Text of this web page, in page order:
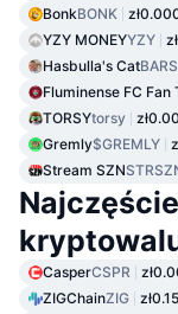
BonkBONK
YZY MONEYYZY
Hasbulla's Cat
Fluminense FC Fan
TORSYtorsy
Gremly$GREMLY
Stream SZN
CasperCSPR
ZIGChainZIG